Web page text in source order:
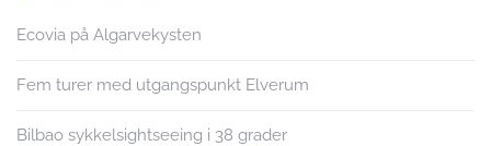
Ecovia på Algarvekysten
Fem turer med utgangspunkt Elverum
Bilbao sykkelsightseeing i 38 grader